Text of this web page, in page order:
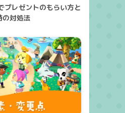
プレゼントのもらい方と
の対処法